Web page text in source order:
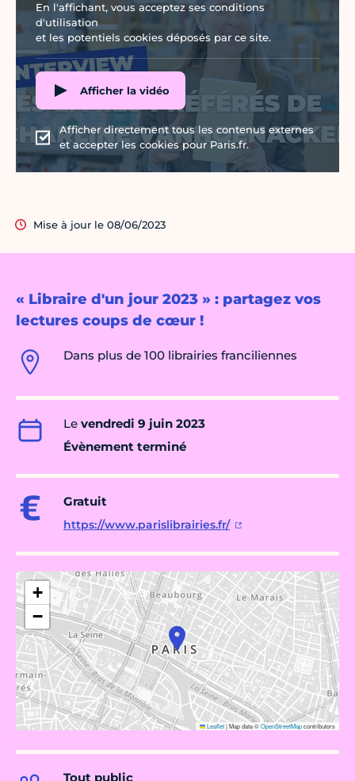
« Libraire d'un jour 2023 » : partagez vos
lectures coups de cœur !
Dans plus de 100 librairies franciliennes
Le vendredi 9 juin 2023
Évènement terminé
Gratuit
https://www.parislibrairies.fr/
+
−
Leaflet|Map data ©OpenStreetMapcontributors
Tout public
En l'affichant, vous acceptez ses conditions
d'utilisation
et les potentiels cookies déposés par ce site.
Afficher la vidéo
Afficher directement tous les contenus externes
et accepter les cookies pour Paris.fr.
Mise à jour le 08/06/2023